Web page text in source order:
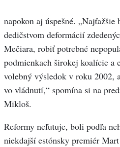
napokon aj úspešné.
dedičstvom deformácií
Mečiara, robiť potrebné
podmienkach širokej koalície a
volebný výsledok v roku 2002,
vo vládnutí,“ spomína si na
Mikloš.
Reformy neľutuje, boli podľa
niekdajší estónsky premiér